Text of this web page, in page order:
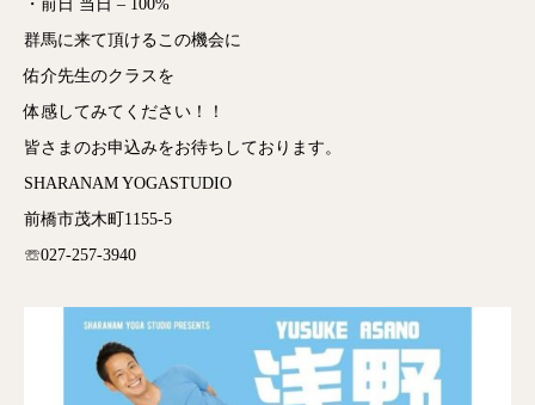
・前日 当日 – 100%
群馬に来て頂けるこの機会に
佑介先生のクラスを
体感してみてください！！
皆さまのお申込みをお待ちしております。
SHARANAM YOGASTUDIO
前橋市茂木町1155-5
☏027-257-3940